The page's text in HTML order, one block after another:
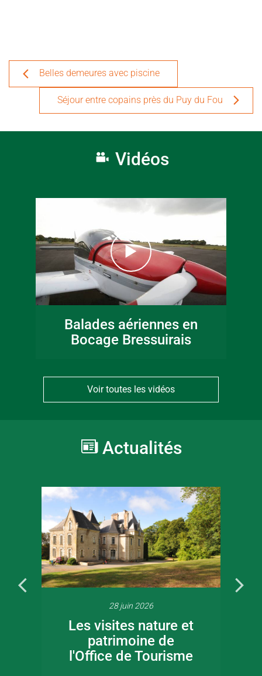
Belles demeures avec piscine
Séjour entre copains près du Puy du Fou
Vidéos
Balades aériennes en
Bocage Bressuirais
Voir toutes les vidéos
Actualités
28 juin 2026
Les visites nature et
patrimoine de
l'Office de Tourisme